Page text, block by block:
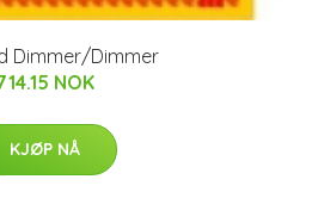
Dimmer/Dimmer
NOK
KJØP NÅ